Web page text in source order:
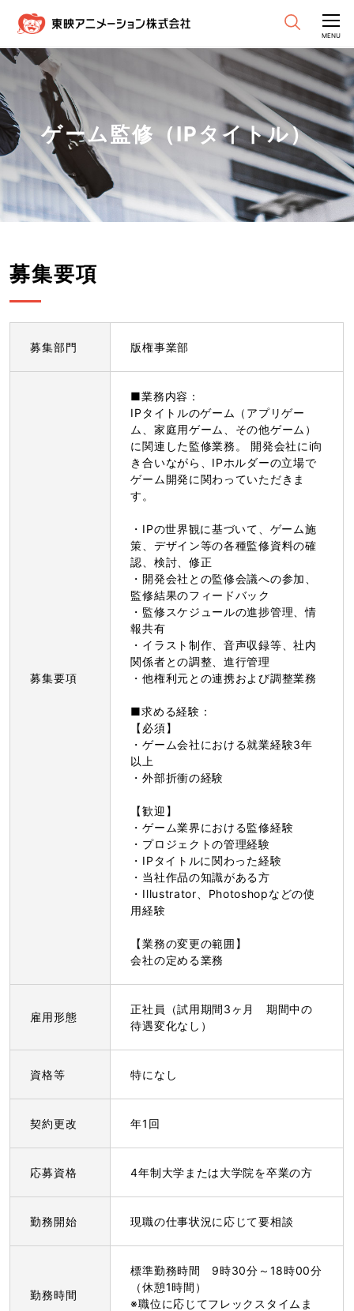
CLOSE
MENU
ゲーム監修（IPタイトル）
募集要項
募集部門 版権事業部
募集要項
■業務内容：
IPタイトルのゲーム（アプリゲー
ム、家庭用ゲーム、その他ゲーム）
に関連した監修業務。 開発会社にi向
き合いながら、IPホルダーの立場で
ゲーム開発に関わっていただきま
す。
・IPの世界観に基づいて、ゲーム施
策、デザイン等の各種監修資料の確
認、検討、修正
・開発会社との監修会議への参加、
監修結果のフィードバック
・監修スケジュールの進捗管理、情
報共有
・イラスト制作、音声収録等、社内
関係者との調整、進行管理
・他権利元との連携および調整業務
■求める経験：
【必須】
・ゲーム会社における就業経験3年
以上
・外部折衝の経験
【歓迎】
・ゲーム業界における監修経験
・プロジェクトの管理経験
・IPタイトルに関わった経験
・当社作品の知識がある方
・Illustrator、Photoshopなどの使
用経験
【業務の変更の範囲】
会社の定める業務
雇用形態
正社員（試用期間3ヶ月 期間中の
待遇変化なし）
資格等 特になし
契約更改 年1回
応募資格 4年制大学または大学院を卒業の方
勤務開始 現職の仕事状況に応じて要相談
勤務時間
標準勤務時間 9時30分～18時00分
（休憩1時間）
※職位に応じてフレックスタイムま